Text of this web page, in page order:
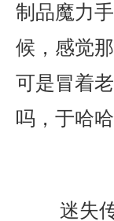
制品魔力
候，感觉
可是冒着
吗，于哈
迷失